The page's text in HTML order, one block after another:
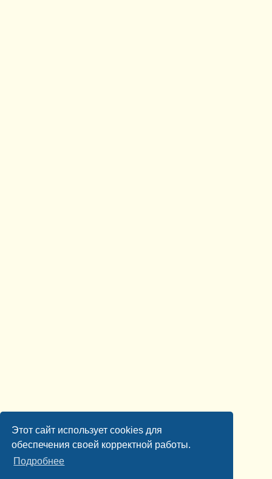
Этот сайт использует cookies для
обеспечения своей корректной работы.
Подробнее